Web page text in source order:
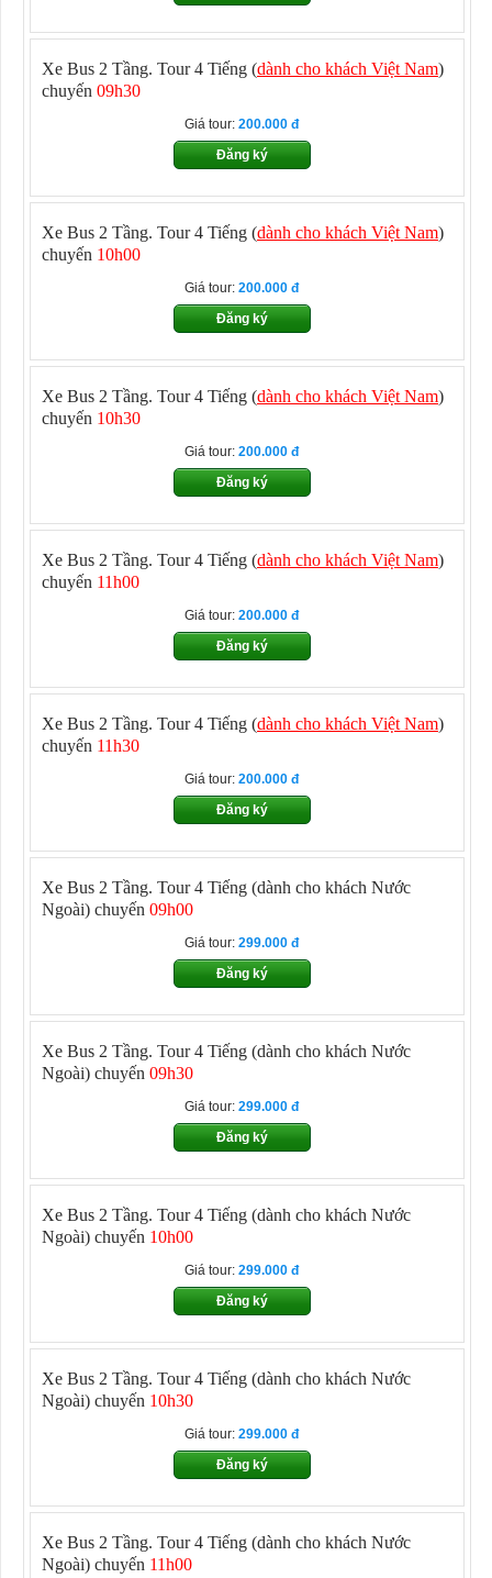
Xe Bus 2 Tầng. Tour 4 Tiếng (dành cho khách Việt Nam)
chuyến 09h30
Giá tour: 200.000
Đăng ký
Xe Bus 2 Tầng. Tour 4 Tiếng (dành cho khách Việt Nam)
chuyến 10h00
Giá tour: 200.000
Đăng ký
Xe Bus 2 Tầng. Tour 4 Tiếng (dành cho khách Việt Nam)
chuyến 10h30
Giá tour: 200.000
Đăng ký
Xe Bus 2 Tầng. Tour 4 Tiếng (dành cho khách Việt Nam)
chuyến 11h00
Giá tour: 200.000
Đăng ký
Xe Bus 2 Tầng. Tour 4 Tiếng (dành cho khách Việt Nam)
chuyến 11h30
Giá tour: 200.000
Đăng ký
Xe Bus 2 Tầng. Tour 4 Tiếng (dành cho khách Nước
Ngoài) chuyến 09h00
Giá tour: 299.000
Đăng ký
Xe Bus 2 Tầng. Tour 4 Tiếng (dành cho khách Nước
Ngoài) chuyến 09h30
Giá tour: 299.000
Đăng ký
Xe Bus 2 Tầng. Tour 4 Tiếng (dành cho khách Nước
Ngoài) chuyến 10h00
Giá tour: 299.000
Đăng ký
Xe Bus 2 Tầng. Tour 4 Tiếng (dành cho khách Nước
Ngoài) chuyến 10h30
Giá tour: 299.000
Đăng ký
Xe Bus 2 Tầng. Tour 4 Tiếng (dành cho khách Nước
Ngoài) chuyến 11h00